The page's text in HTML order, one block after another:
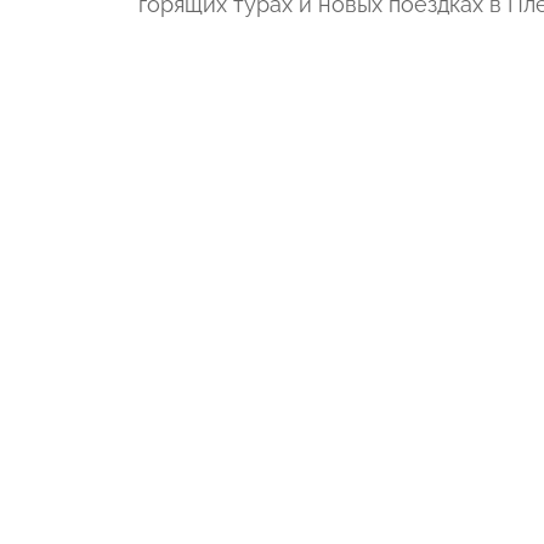
горящих турах и новых поездках в